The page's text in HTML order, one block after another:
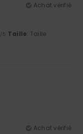
Achat vérifié
/5 Taille: Taille
Achat vérifié